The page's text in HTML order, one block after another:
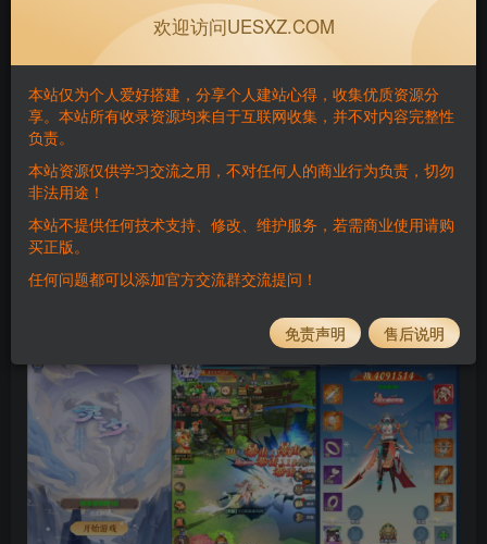
此内容为付费阅读，请付费后查看
30积分
黄金会员免费 钻石会员免费
欢迎访问UESXZ.COM
本站仅为个人爱好搭建，分享个人建站心得，收集优质资源分
享。本站所有收录资源均来自于互联网收集，并不对内容完整性
负责。
本站资源仅供学习交流之用，不对任何人的商业行为负责，切勿
非法用途！
本站不提供任何技术支持、修改、维护服务，若需商业使用请购
买正版。
任何问题都可以添加官方交流群交流提问！
免责声明 售后说明